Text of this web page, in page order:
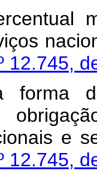
12.745,
12.745,